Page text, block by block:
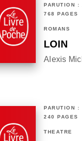
PARUTION
768 PAGES
ROMANS
LOIN
Alexis
PARUTION
240 PAGES
THÉÂTRE